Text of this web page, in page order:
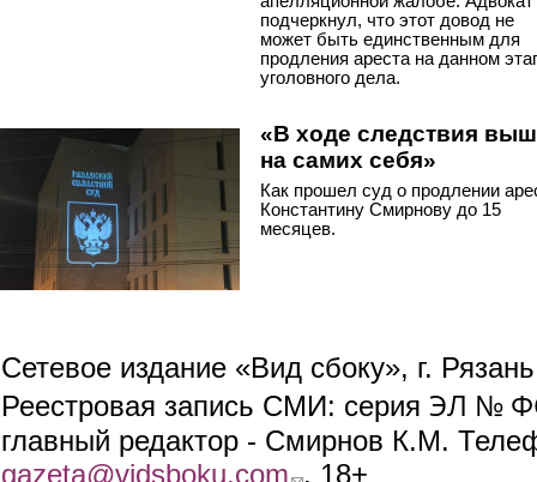
подчеркнул, что этот довод не
может быть единственным для
продления ареста на данном
уголовного дела.
«В ходе следствия
на самих себя»
Как прошел суд о продлении
Константину Смирнову до 15
месяцев.
Сетевое издание «Вид сбоку», г.
Реестровая запись СМИ: серия ЭЛ №
главный редактор - Смирнов К.М.
gazeta@vidsboku.com (link sends e-mail)
. 18+